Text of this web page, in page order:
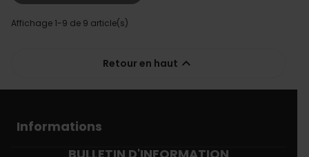
Affichage 1-9 de 9 article(s)
Retour en haut 
Informations